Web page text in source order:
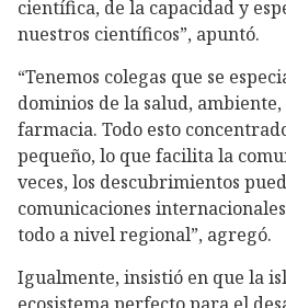
científica, de la capacidad y
nuestros científicos”, apuntó.
“Tenemos colegas que se
dominios de la salud,
farmacia. Todo esto
pequeño, lo que facilita la
veces, los descubrimientos
comunicaciones
todo a nivel regional”, agregó.
Igualmente, insistió en que la